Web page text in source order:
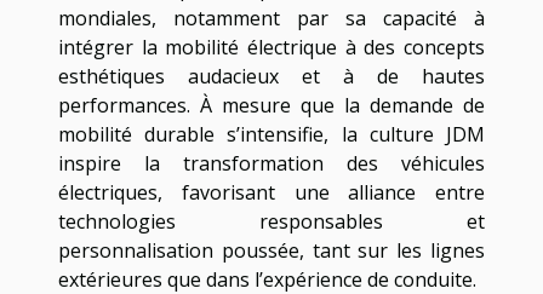
mondiales, notamment par sa capacité à
intégrer la mobilité électrique à des concepts
esthétiques audacieux et à de hautes
performances. À mesure que la demande de
mobilité durable s’intensifie, la culture JDM
inspire la transformation des véhicules
électriques, favorisant une alliance entre
technologies responsables et
personnalisation poussée, tant sur les lignes
extérieures que dans l’expérience de conduite.